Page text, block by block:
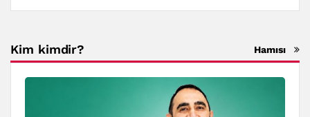
Kim kimdir? Hamısı